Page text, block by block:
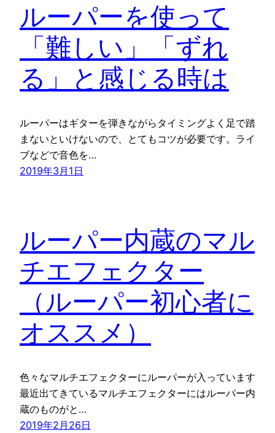
ルーパーを使って
「難しい」「ずれ
る」と感じる時は
ルーパーはギターを弾きながらタイミングよく足で踏
まないといけないので、とてもコツが必要です。ライ
ブなどで音色を…
2019年3月1日
ルーパー内蔵のマル
チエフェクター
（ルーパー初心者に
オススメ）
色々なマルチエフェクターにルーパーが入っています
最近出てきているマルチエフェクターにはルーパー内
蔵のものがと…
2019年2月26日